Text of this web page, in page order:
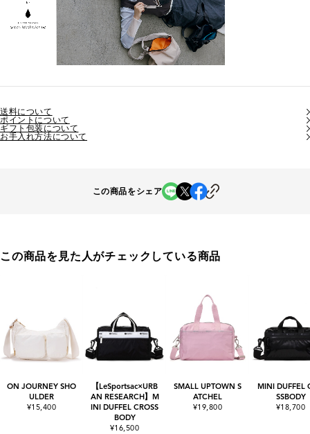
送料について
ポイントについて
ギフト包装について
お手入れ方法について
この商品をシェア
この商品を見た人がチェックしている商品
ON JOURNEY SHO
ULDER
¥15,400
【LeSportsac×URB
AN RESEARCH】M
INI DUFFEL CROSS
BODY
¥16,500
SMALL UPTOWN S
ATCHEL
¥19,800
MINI DUFFEL
SSBODY
¥18,700